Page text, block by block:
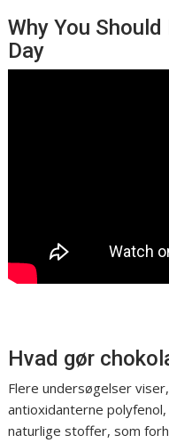
Why You
Day
Hvad gør
Flere undersøgelser
antioxidanterne
naturlige stoffer, som